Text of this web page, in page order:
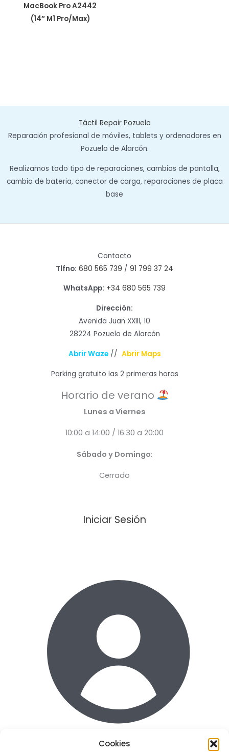
Cookies
MacBook Pro A2442
(14″ M1 Pro/Max)
Táctil Repair Pozuelo
Reparación profesional de móviles, tablets y ordenadores en
Pozuelo de Alarcón.
Realizamos todo tipo de reparaciones, cambios de pantalla,
cambio de bateria, conector de carga, reparaciones de placa
base
Contacto
Tlfno: 680 565 739 / 91 799 37 24
WhatsApp: +34 680 565 739
Dirección:
Avenida Juan XXIII, 10
28224 Pozuelo de Alarcón
Abrir Waze// Abrir Maps
Parking gratuito las 2 primeras horas
Horario de verano
Lunes a Viernes
10:00 a 14:00 / 16:30 a 20:00
Sábado y Domingo:
Cerrado
Iniciar Sesión